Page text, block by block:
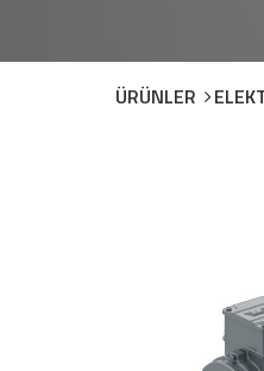
ÜRÜNLER